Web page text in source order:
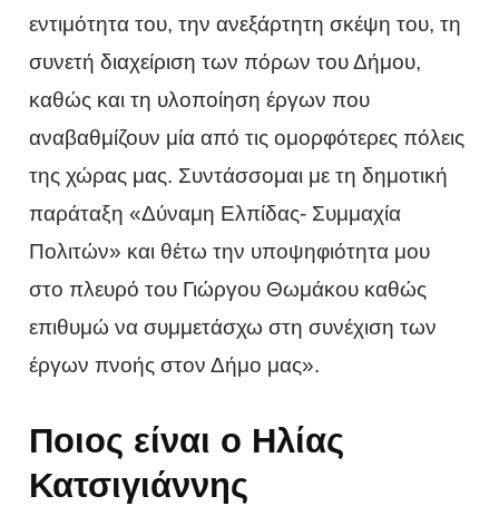
εντιμότητα του, την ανεξάρτητη σκέψη του, τη
συνετή διαχείριση των πόρων του Δήμου,
καθώς και τη υλοποίηση έργων που
αναβαθμίζουν μία από τις ομορφότερες πόλεις
της χώρας μας. Συντάσσομαι με τη δημοτική
παράταξη «Δύναμη Ελπίδας- Συμμαχία
Πολιτών» και θέτω την υποψηφιότητα μου
στο πλευρό του Γιώργου Θωμάκου καθώς
επιθυμώ να συμμετάσχω στη συνέχιση των
έργων πνοής στον Δήμο μας».
Ποιος είναι ο Ηλίας
Κατσιγιάννης